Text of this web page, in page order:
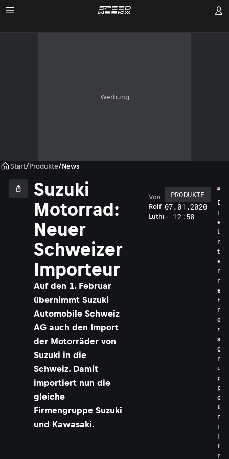
Werbung
Start/Produkte/News
Suzuki
Motorrad:
Neuer
Schweizer
Importeur
Auf den 1. Februar
übernimmt Suzuki
Automobile Schweiz
AG auch den Import
der Motorräder von
Suzuki in die
Schweiz. Damit
importiert nun die
gleiche
Firmengruppe Suzuki
und Kawasaki.
Rolf
Lüthi
Von
PRODUKTE
07.01.2020
- 12:58
D
i
e
U
n
t
e
r
n
e
h
m
e
n
s
g
r
u
p
p
e
E
m
i
l
F
r